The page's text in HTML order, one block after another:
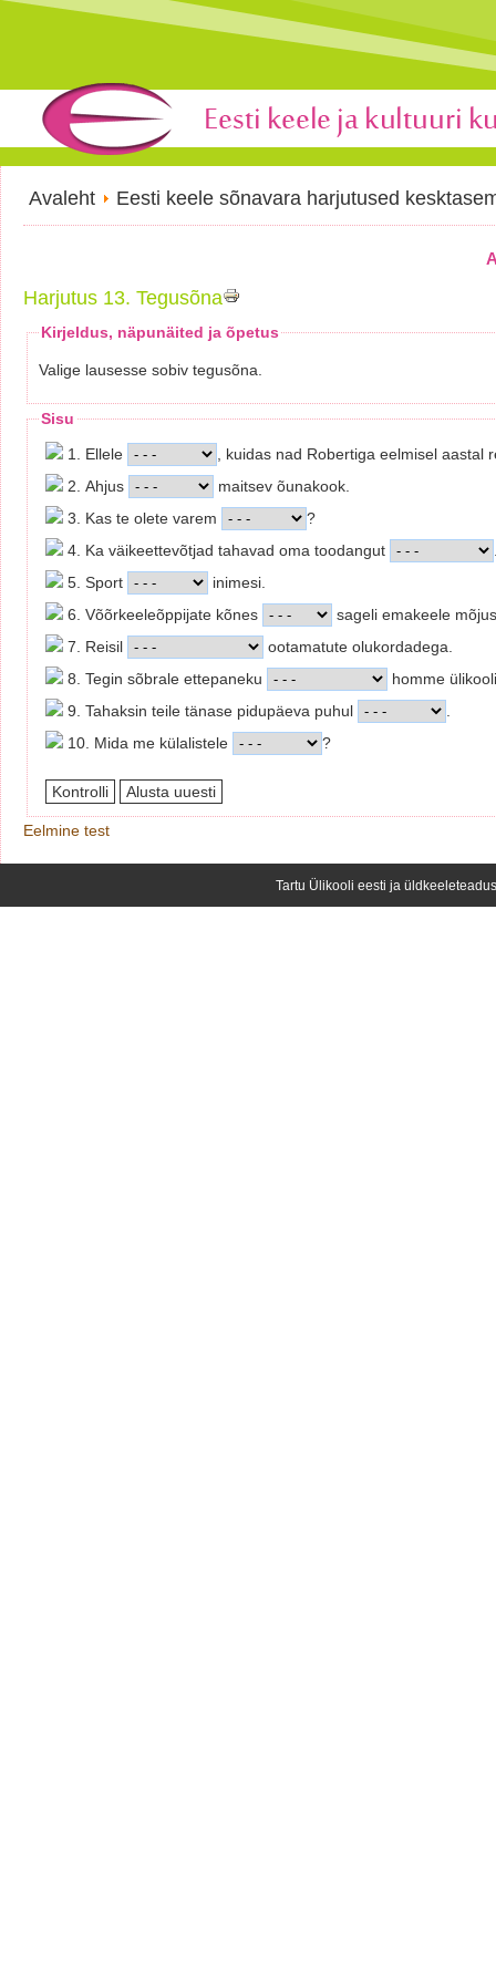
Avaleht Eesti keele sõnavara harjutused
Harjutus 13. Tegusõna
Kirjeldus, näpunäited ja õpetus
Valige lausesse sobiv tegusõna.
Sisu
1. Ellele
, kuidas nad Robertiga eelmisel aastal
2. Ahjus
maitsev õunakook.
3. Kas te olete varem
?
4. Ka väikeettevõtjad tahavad oma toodangut
5. Sport
inimesi.
6. Võõrkeeleõppijate kõnes
sageli emakeele
7. Reisil
ootamatute olukordadega.
8. Tegin sõbrale ettepaneku
homme
9. Tahaksin teile tänase pidupäeva puhul
10. Mida me külalistele
?
Eelmine test
Tartu Ülikooli eesti ja